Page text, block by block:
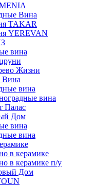
Вина
TAKAR
YEREVAN
вина
Жизни
Вина
вина
вина
Палас
Дом
вина
вина
в керамике
в керамике п/у
Дом